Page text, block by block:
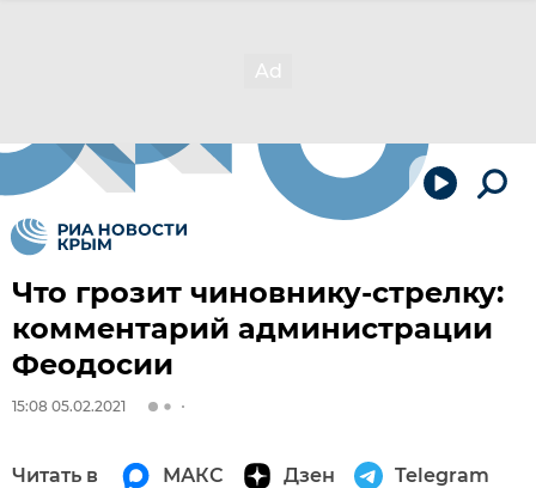
Что грозит чиновнику-стрелку:
комментарий администрации
Феодосии
15:08 05.02.2021
Читать в МАКС Дзен Telegram